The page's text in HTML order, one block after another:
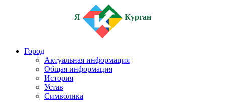
Я Курган
Город
Актуальная информация
Общая информация
История
Устав
Символика